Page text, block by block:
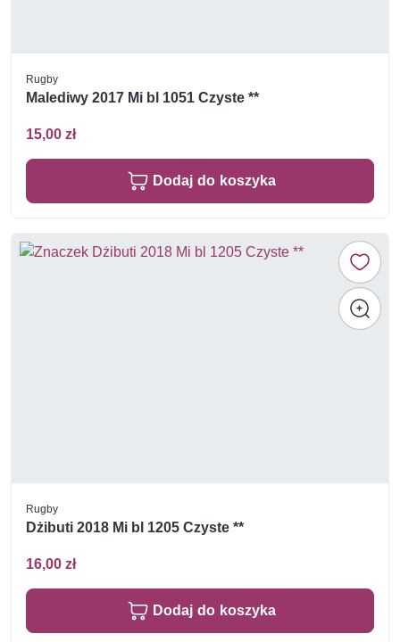
Rugby
Malediwy 2017 Mi bl 1051 Czyste **
15,00 zł
Dodaj do koszyka
Rugby
Dżibuti 2018 Mi bl 1205 Czyste **
16,00 zł
Dodaj do koszyka